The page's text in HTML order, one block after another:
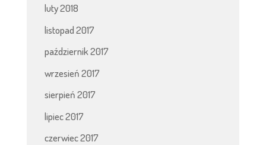
luty 2018
listopad 2017
październik 2017
wrzesień 2017
sierpień 2017
lipiec 2017
czerwiec 2017